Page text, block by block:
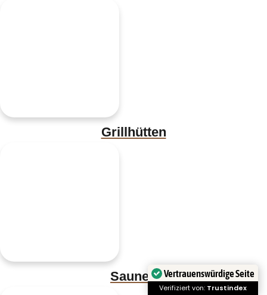
Grillhütten
Saunen Vertrauenswürdige Seite
Verifiziert von: Trustindex